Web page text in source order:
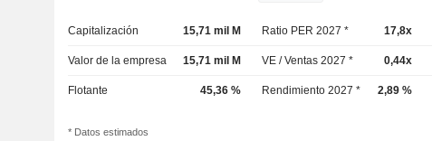
Capitalización 15,71 mil M Ratio PER 2027 * 17,8x
Valor de la empresa 15,71 mil M VE / Ventas 2027 * 0,44x
Flotante 45,36 % Rendimiento 2027 * 2,89 %
* Datos estimados